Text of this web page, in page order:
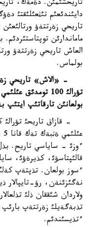
تاريحشئمئن. دةمةك،
تاريحي زةرتتةؤ
ماماندارئن
العاش تاريحي زةرتتةؤ
بولماس.
- «الاش» تاريحي
تؤرالئ 100
بولعانئن تارقاتئپ ايتئپ
- قازاق تاريحئ تؤرالئ
ءوزئ - ساياسي تاريح.
قالئپتاسؤئ، كذيرةؤئ،
ءسوز بولعان. تذپتةپ
نةگئزئنةن، رؤ-
ولاردان شئققان ذلئ
تذبةگةيلئ زةرتتةپ
ءتذيسئندئم.